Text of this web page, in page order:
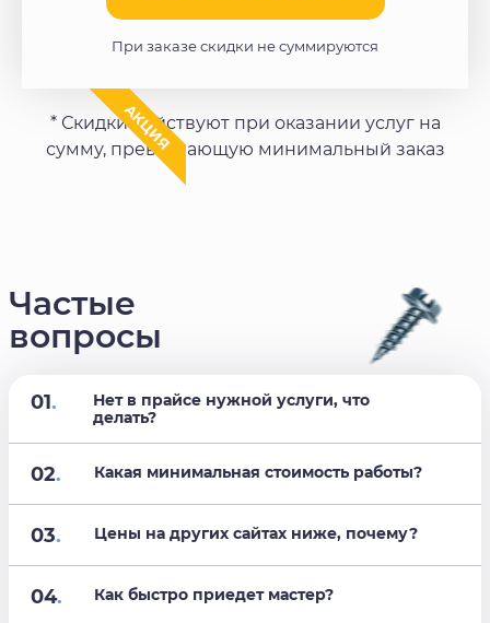
При заказе скидки не суммируются
АКЦИЯ
* Скидки действуют при оказании услуг на
сумму, превышающую минимальный заказ
Частые
вопросы
01.
Нет в прайсе нужной услуги, что
делать?
02. Какая минимальная стоимость работы?
03. Цены на других сайтах ниже, почему?
04. Как быстро приедет мастер?